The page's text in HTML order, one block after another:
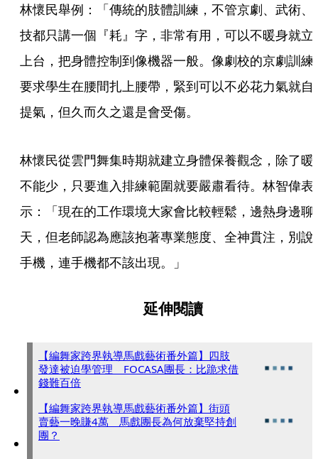
林懷民舉例：「傳統的肢體訓練，不管京劇、武術、
技都只講一個『耗』字，非常有用，可以不暖身就立
上台，把身體控制到像機器一般。像劇校的京劇訓練
要求學生在腰間扎上腰帶，緊到可以不必花力氣就自
提氣，但久而久之還是會受傷。
林懷民從雲門舞集時期就建立身體保養觀念，除了暖
不能少，只要進入排練範圍就要嚴肅看待。林智偉表
示：「現在的工作環境大家會比較輕鬆，邊熱身邊聊
天，但老師認為應該抱著專業態度、全神貫注，別說
手機，連手機都不該出現。」
延伸閱讀
【編舞家跨界執導馬戲藝術番外篇】四肢
發達被迫學管理 FOCASA團長：比跪求借
錢難百倍
【編舞家跨界執導馬戲藝術番外篇】街頭
賣藝一晚賺4萬 馬戲團長為何放棄堅持創
團？